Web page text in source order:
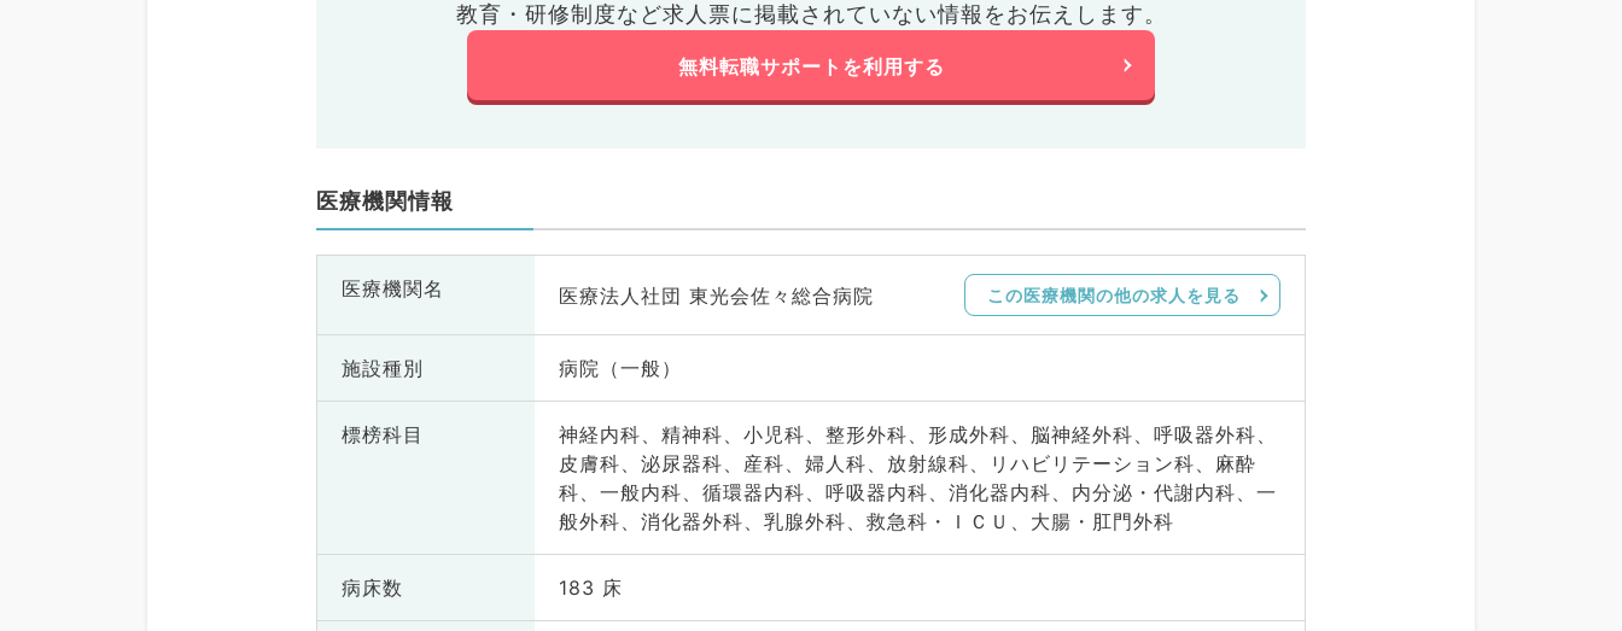
教育・研修制度など求人票に掲載されていない情報をお伝えします。
無料転職サポートを利用する
医療機関情報
医療機関名 医療法人社団 東光会佐々総合病院 この医療機関の他の求人を見る
施設種別 病院（一般）
標榜科目
神経内科、精神科、小児科、整形外科、形成外科、脳神経外科、呼吸器外科、
皮膚科、泌尿器科、産科、婦人科、放射線科、リハビリテーション科、麻酔
科、一般内科、循環器内科、呼吸器内科、消化器内科、内分泌・代謝内科、一
般外科、消化器外科、乳腺外科、救急科・ＩＣＵ、大腸・肛門外科
病床数 183 床